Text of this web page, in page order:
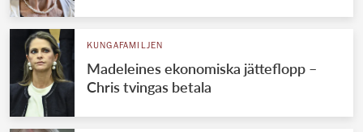
KUNGAFAMILJEN
Madeleines ekonomiska jätteflopp –
Chris tvingas betala